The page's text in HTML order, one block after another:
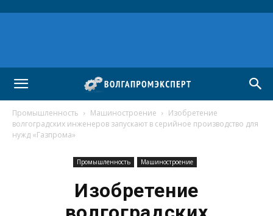
Промышленность Машиностроение
Изобретение
волгоградских инженеров запускают в серийное производство для
нужд «Газпрома»
Промышленность Машиностроение
Изобретение